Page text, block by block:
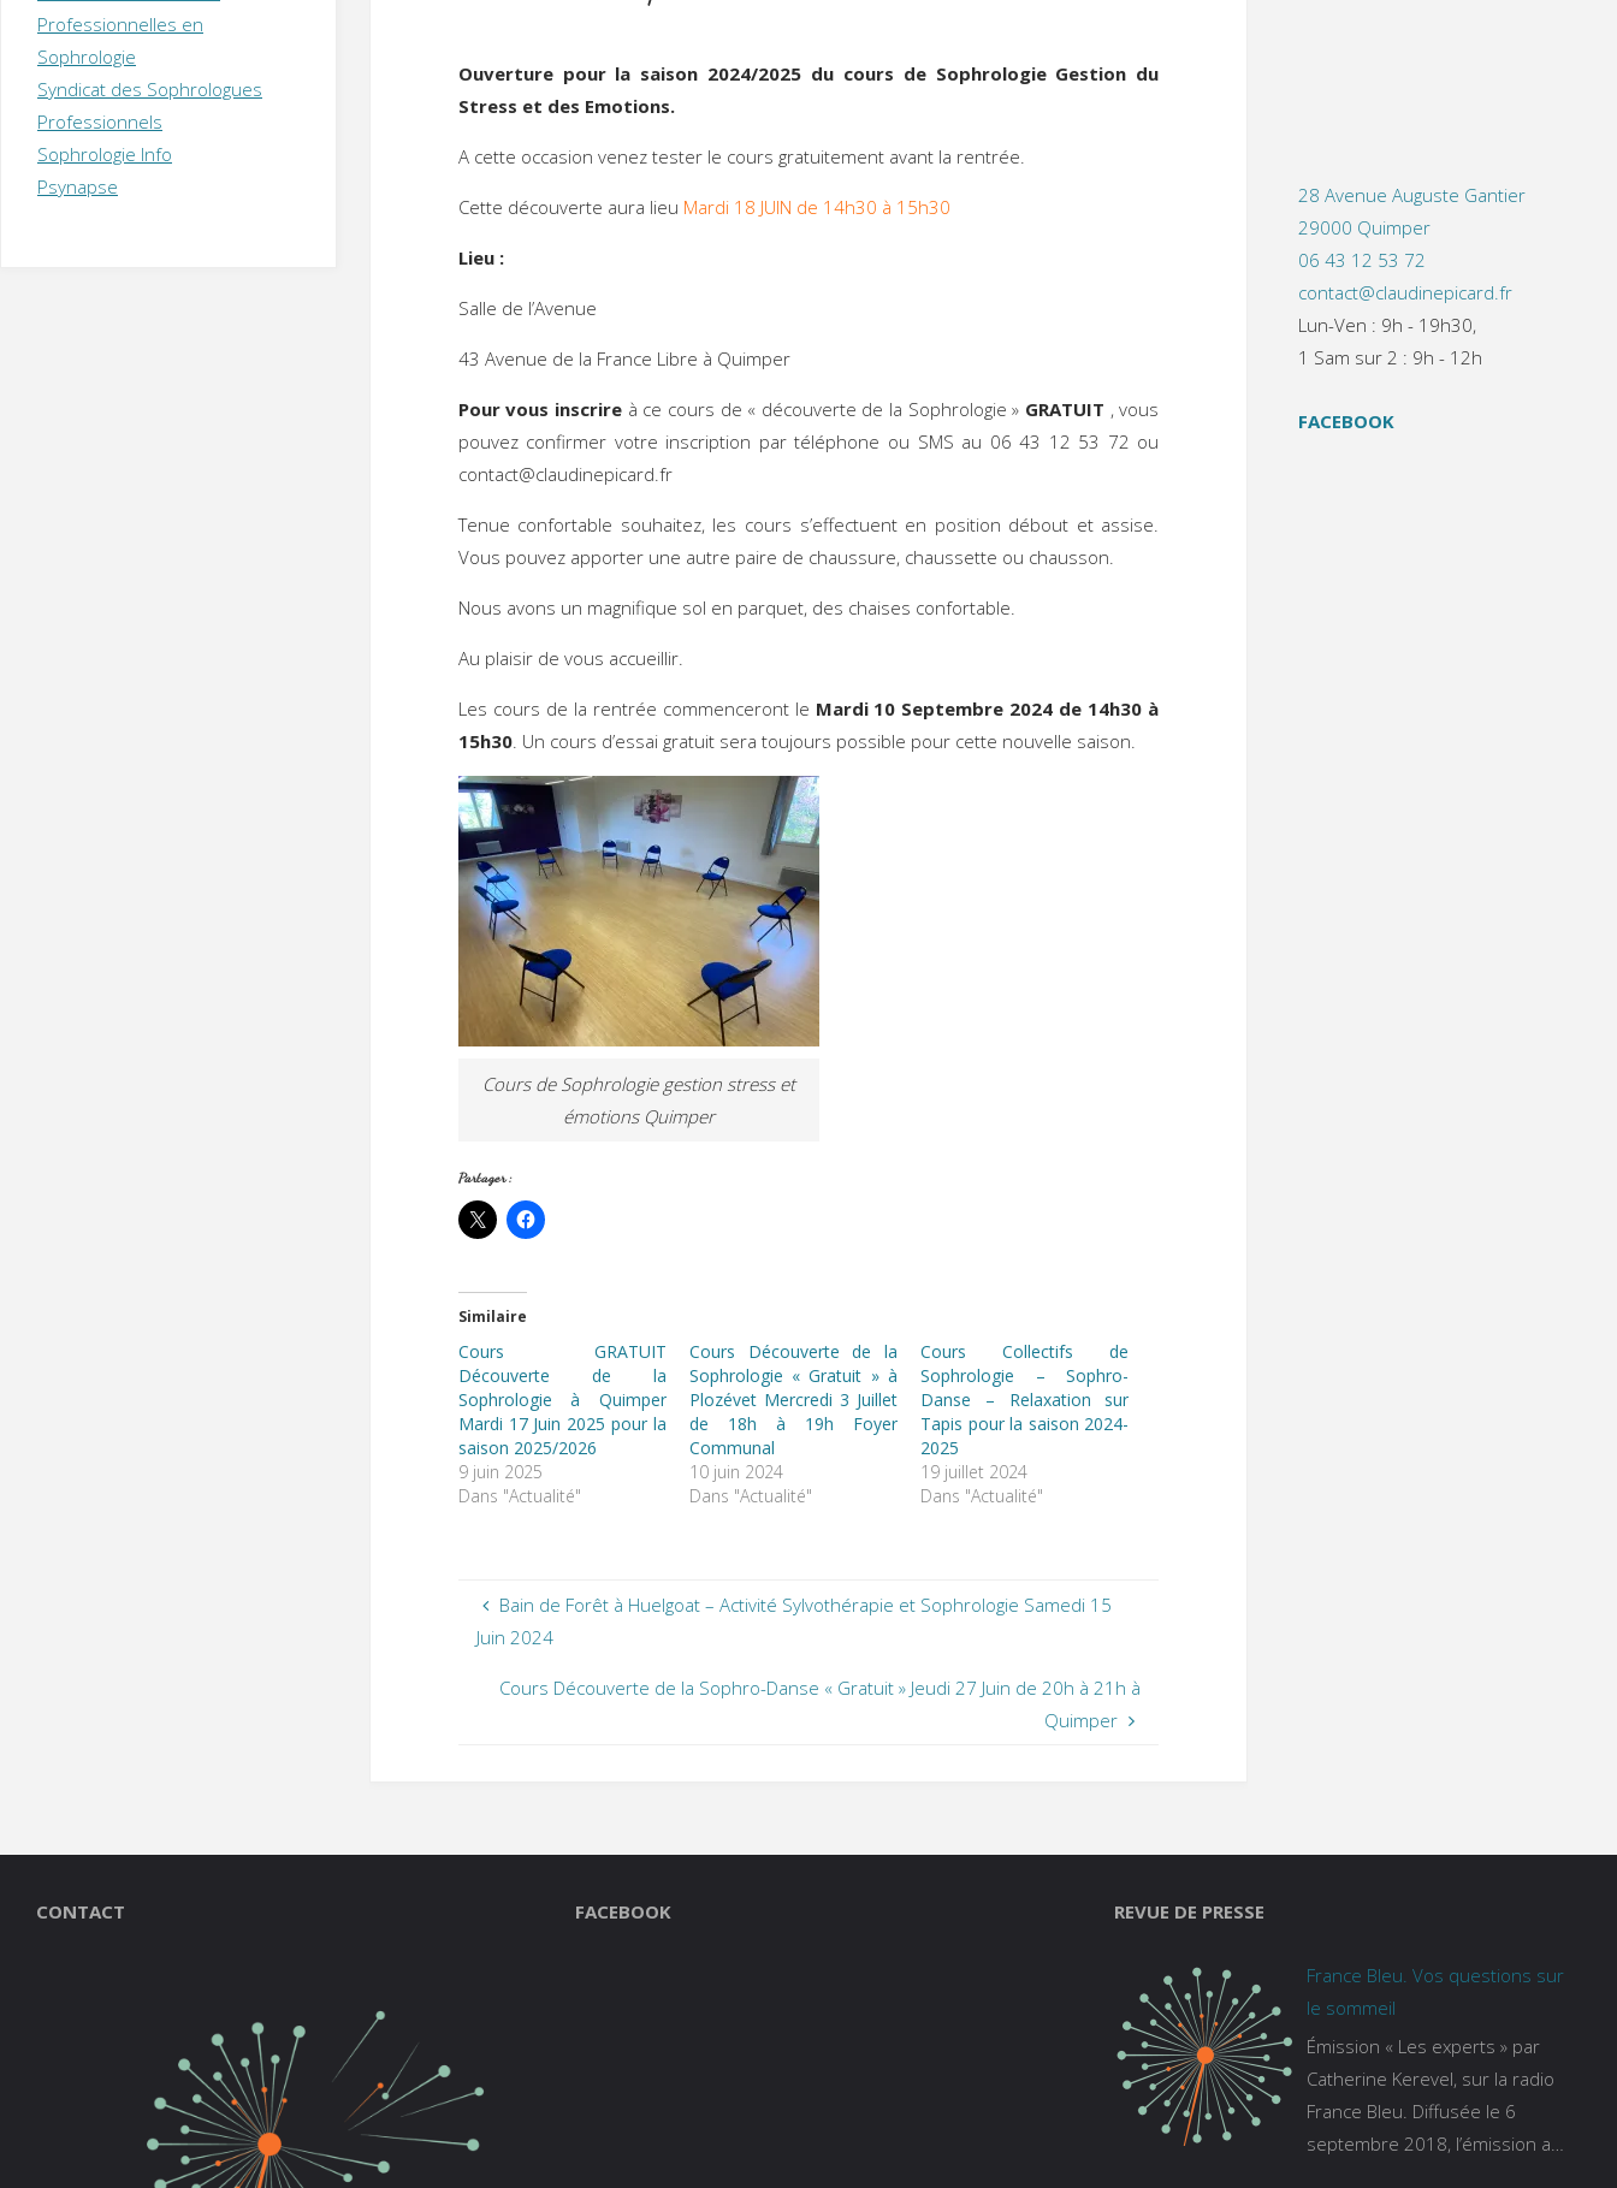
Ouverture pour la saison 2024/2025 du cours de Sophrologie Gestion du
Stress et des Emotions.
A cette occasion venez tester le cours gratuitement avant la rentrée.
Cette découverte aura lieu Mardi 18 JUIN de 14h30 à 15h30
Lieu :
Salle de l’Avenue
43 Avenue de la France Libre à Quimper
Pour vous inscrireà ce cours de « découverte de la Sophrologie » GRATUIT , vous
pouvez confirmer votre inscription par téléphone ou SMS au 06 43 12 53 72 ou
contact@claudinepicard.fr
Tenue confortable souhaitez, les cours s’effectuent en position débout et assise.
Vous pouvez apporter une autre paire de chaussure, chaussette ou chausson.
Nous avons un magnifique sol en parquet, des chaises confortable.
Au plaisir de vous accueillir.
Les cours de la rentrée commenceront le Mardi 10 Septembre 2024 de 14h30 à
15h30. Un cours d’essai gratuit sera toujours possible pour cette nouvelle saison.
Cours de Sophrologie gestion stress et
émotions Quimper
Partager :
Similaire
Cours GRATUIT
Découverte de la
Sophrologie à Quimper
Mardi 17 Juin 2025 pour la
saison 2025/2026
9 juin 2025
Dans "Actualité"
Cours Découverte de la
Sophrologie « Gratuit » à
Plozévet Mercredi 3 Juillet
de 18h à 19h Foyer
Communal
10 juin 2024
Dans "Actualité"
Cours Collectifs de
Sophrologie – Sophro-
Danse – Relaxation sur
Tapis pour la saison 2024-
2025
19 juillet 2024
Dans "Actualité"
Bain de Forêt à Huelgoat – Activité Sylvothérapie et Sophrologie Samedi 15
Juin 2024
Cours Découverte de la Sophro-Danse « Gratuit » Jeudi 27 Juin de 20h à 21h à
Quimper
Professionnelles en
Sophrologie
Syndicat des Sophrologues
Professionnels
Sophrologie Info
Psynapse
28 Avenue Auguste Gantier
29000 Quimper
06 43 12 53 72
contact@claudinepicard.fr
Lun-Ven : 9h - 19h30,
1 Sam sur 2 : 9h - 12h
FACEBOOK
CONTACT FACEBOOK REVUE DE PRESSE
France Bleu. Vos questions sur
le sommeil
Émission « Les experts » par
Catherine Kerevel, sur la radio
France Bleu. Diffusée le 6
septembre 2018, l’émission a